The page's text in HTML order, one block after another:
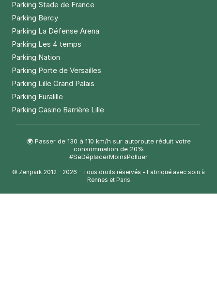
Parking Stade de France
Parking Bercy
Parking La Défense Arena
Parking Les 4 temps
Parking Nation
Parking Porte de Versailles
Parking Lille Grand Palais
Parking Euralille
Parking Casino Barrière Lille
🌍 Passer de 130 à 110 km/h sur autoroute réduit votre
consommation de 20%
#SeDéplacerMoinsPolluer
© Zenpark 2012 - 2026 - Tous droits réservés - Fabriqué avec soin à
Rennes et Paris